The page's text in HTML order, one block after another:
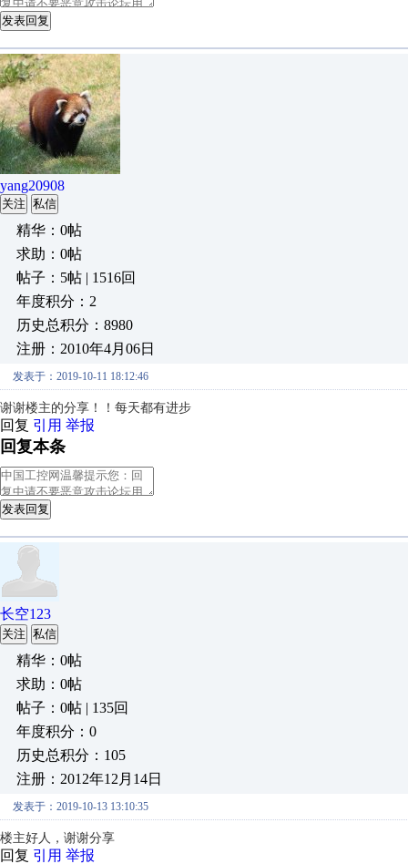
发表回复
yang20908
关注 私信
精华：0帖
求助：0帖
帖子：5帖 | 1516回
年度积分：2
历史总积分：8980
注册：2010年4月06日
发表于：2019-10-11 18:12:46
谢谢楼主的分享！！每天都有进步
回复 引用 举报
回复本条
发表回复
长空123
关注 私信
精华：0帖
求助：0帖
帖子：0帖 | 135回
年度积分：0
历史总积分：105
注册：2012年12月14日
发表于：2019-10-13 13:10:35
楼主好人，谢谢分享
回复 引用 举报